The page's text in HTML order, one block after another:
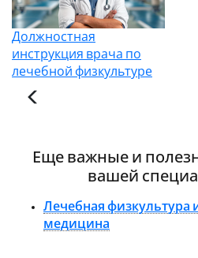
Должностная
инструкция врача по
лечебной физкультуре
Еще важные и
вашей
Лечебная физкультура
медицина